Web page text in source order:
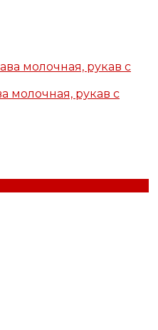
молочная, рукав с